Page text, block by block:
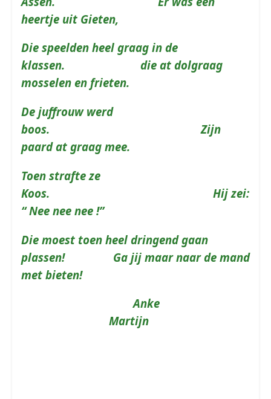
heertje uit Gieten,
Die speelden heel graag in de
klassen. die at dolgraag
mosselen en frieten.
De juffrouw werd
boos. Zijn
paard at graag mee.
Toen strafte ze
Koos. Hij zei:
“ Nee nee nee !”
Die moest toen heel dringend gaan
plassen! Ga jij maar naar de mand
met bieten!
Martijn